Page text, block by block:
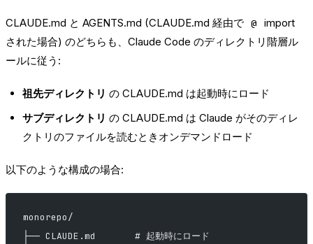
CLAUDE.md と AGENTS.md (CLAUDE.md 経由で @
import
された場合) のどちらも、Claude Code のディレクトリ階層ル
ールに従う:
祖先ディレクトリ の CLAUDE.md は起動時にロード
サブディレクトリ の CLAUDE.md は Claude がそのディレ
クトリのファイルを読むときオンデマンドロード
以下のような構成の場合:
monorepo/
├── CLAUDE.md       # 起動時にロード